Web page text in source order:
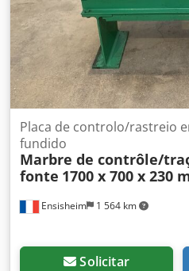
Ensisheim 1 564 km
Placa de controlo/rastreio
fundido
Marbre de contrôle/
fonte 1700 x 700 x 230
Solicitar